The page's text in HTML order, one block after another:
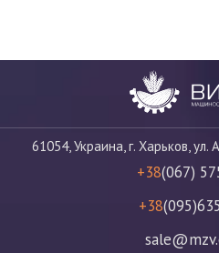
61054, Украина, г. Харьков,
+38(067)
+38